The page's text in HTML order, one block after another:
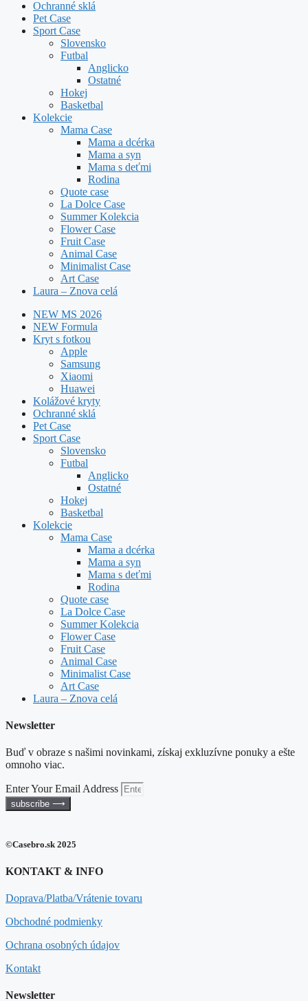
Ochranné sklá
Pet Case
Sport Case
Slovensko
Futbal
Anglicko
Ostatné
Hokej
Basketbal
Kolekcie
Mama Case
Mama a dcérka
Mama a syn
Mama s deťmi
Rodina
Quote case
La Dolce Case
Summer Kolekcia
Flower Case
Fruit Case
Animal Case
Minimalist Case
Art Case
Laura – Znova celá
NEW MS 2026
NEW Formula
Kryt s fotkou
Apple
Samsung
Xiaomi
Huawei
Kolážové kryty
Ochranné sklá
Pet Case
Sport Case
Slovensko
Futbal
Anglicko
Ostatné
Hokej
Basketbal
Kolekcie
Mama Case
Mama a dcérka
Mama a syn
Mama s deťmi
Rodina
Quote case
La Dolce Case
Summer Kolekcia
Flower Case
Fruit Case
Animal Case
Minimalist Case
Art Case
Laura – Znova celá
Newsletter
Buď v obraze s našimi novinkami, získaj exkluzívne ponuky a ešte
omnoho viac.
Enter Your Email Address
subscribe ⟶
©Casebro.sk 2025
KONTAKT & INFO
Doprava/Platba/Vrátenie tovaru
Obchodné podmienky
Ochrana osobných údajov
Kontakt
Newsletter